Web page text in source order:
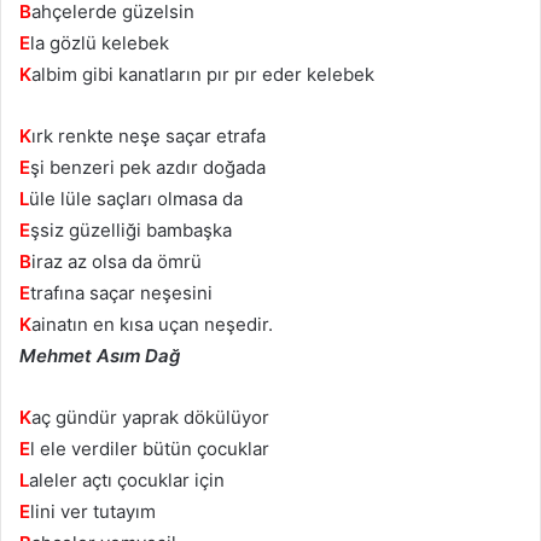
Bahçelerde güzelsin
Ela gözlü kelebek
Kalbim gibi kanatların pır pır eder kelebek
Kırk renkte neşe saçar etrafa
Eşi benzeri pek azdır doğada
Lüle lüle saçları olmasa da
Eşsiz güzelliği bambaşka
Biraz az olsa da ömrü
Etrafına saçar neşesini
Kainatın en kısa uçan neşedir.
Mehmet Asım Dağ
Kaç gündür yaprak dökülüyor
El ele verdiler bütün çocuklar
Laleler açtı çocuklar için
Elini ver tutayım